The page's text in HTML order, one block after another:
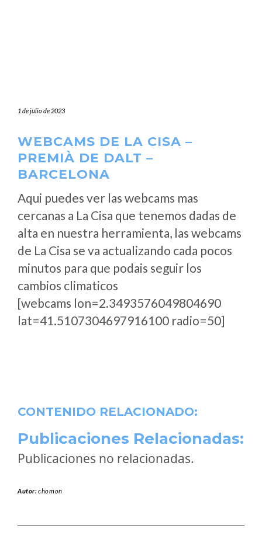
1 de julio de 2023
WEBCAMS DE LA CISA –
PREMIÀ DE DALT –
BARCELONA
Aqui puedes ver las webcams mas
cercanas a La Cisa que tenemos dadas de
alta en nuestra herramienta, las webcams
de La Cisa se va actualizando cada pocos
minutos para que podais seguir los
cambios climaticos
[webcams lon=2.3493576049804690
lat=41.5107304697916100 radio=50]
CONTENIDO RELACIONADO:
Publicaciones Relacionadas:
Publicaciones no relacionadas.
Autor:chomon